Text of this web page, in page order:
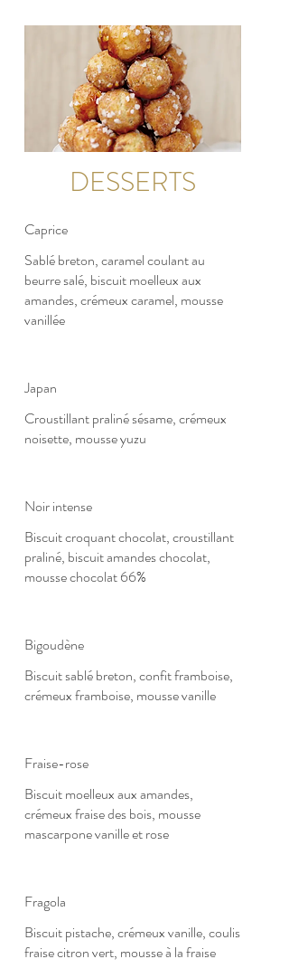
DESSERTS
Caprice
Sablé breton, caramel coulant au
beurre salé, biscuit moelleux aux
amandes, crémeux caramel, mousse
vanillée
Japan
Croustillant praliné sésame, crémeux
noisette, mousse yuzu
Noir intense
Biscuit croquant chocolat, croustillant
praliné, biscuit amandes chocolat,
mousse chocolat 66%
Bigoudène
Biscuit sablé breton, confit framboise,
crémeux framboise, mousse vanille
Fraise-rose
Biscuit moelleux aux amandes,
crémeux fraise des bois, mousse
mascarpone vanille et rose
Fragola
Biscuit pistache, crémeux vanille, coulis
fraise citron vert, mousse à la fraise